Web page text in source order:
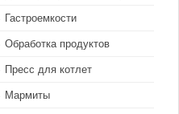
Гастроемкости
Обработка продуктов
Пресс для котлет
Мармиты